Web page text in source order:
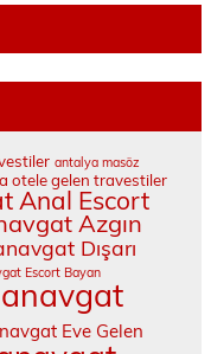
antalya masöz
otele gelen travestiler
Anal Escort
Azgın
Dışarı
Escort Bayan
Eve Gelen